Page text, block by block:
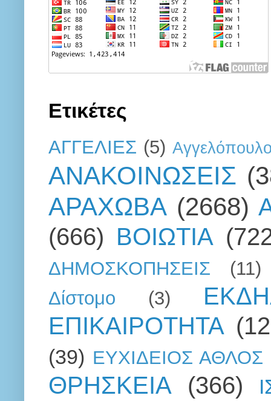
Ετικέτες
ΑΓΓΕΛΙΕΣ (5)
ΑΝΑΚΟΙΝΩΣΕΙΣ
ΑΡΑΧΩΒΑ (2668)
(666) ΒΟΙΩΤΙΑ
ΔΗΜΟΣΚΟΠΗΣΕΙΣ
(11)
Δίστομο
(3)
ΕΠΙΚΑΙΡΟΤΗΤΑ
(39) ΕΥΧΙΔΕΙΟΣ ΑΘΛΟΣ
ΘΡΗΣΚΕΙΑ (366)